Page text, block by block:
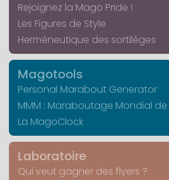
Rejoignez la Mago Pride !
Les Figures de Style
Herméneutique des sortilèges
Magotools
Personal Marabout Generator
MMM : Maraboutage Mondial
La MagoClock
Laboratoire
Qui veut gagner des flyers ?